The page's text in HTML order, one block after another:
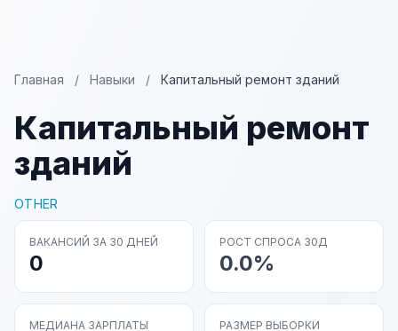
Главная / Навыки / Капитальный ремонт зданий
Капитальный ремонт
зданий
OTHER
ВАКАНСИЙ ЗА 30 ДНЕЙ
0
РОСТ СПРОСА 30Д
0.0%
МЕДИАНА ЗАРПЛАТЫ РАЗМЕР ВЫБОРКИ